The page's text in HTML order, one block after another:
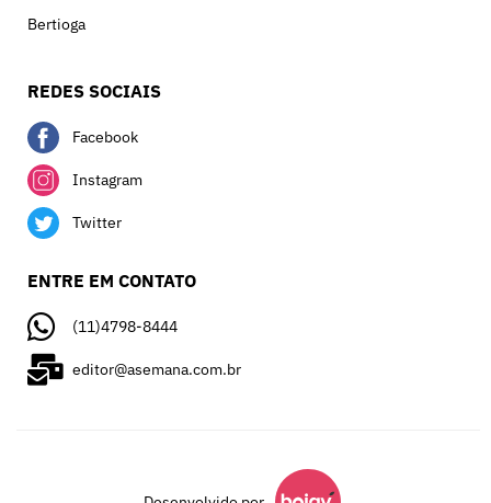
Bertioga
REDES SOCIAIS
Facebook
Instagram
Twitter
ENTRE EM CONTATO
(11)4798-8444
editor@asemana.com.br